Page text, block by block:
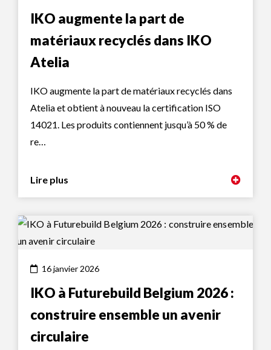
IKO augmente la part de
matériaux recyclés dans IKO
Atelia
IKO augmente la part de matériaux recyclés dans
Atelia et obtient à nouveau la certification ISO
14021. Les produits contiennent jusqu’à 50 % de
re…
Lire plus
16 janvier 2026
IKO à Futurebuild Belgium 2026 :
construire ensemble un avenir
circulaire